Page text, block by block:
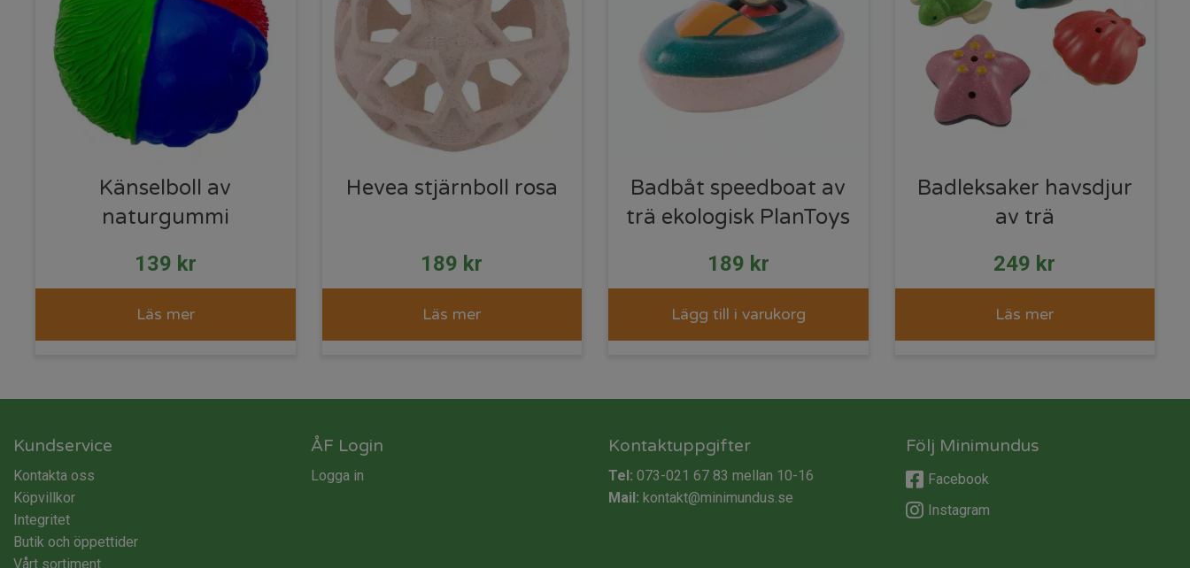
Känselboll av
naturgummi
139 kr
Läs mer
Hevea stjärnboll rosa
189 kr
Läs mer
Badbåt speedboat av
trä ekologisk PlanToys
189 kr
Lägg till i varukorg
Badleksaker havsdjur
av trä
249 kr
Läs mer
Kundservice
Kontakta oss
Köpvillkor
Integritet
Butik och öppettider
Vårt sortiment
ÅF Login
Logga in
Kontaktuppgifter
Tel: 073-021 67 83 mellan 10-16
Mail: kontakt@minimundus.se
Följ Minimundus
Facebook
Instagram